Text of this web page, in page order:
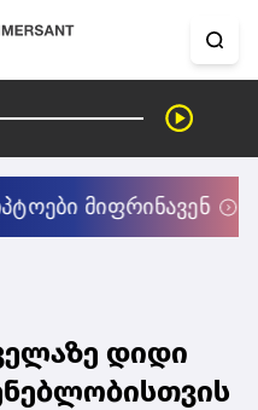
დიდი